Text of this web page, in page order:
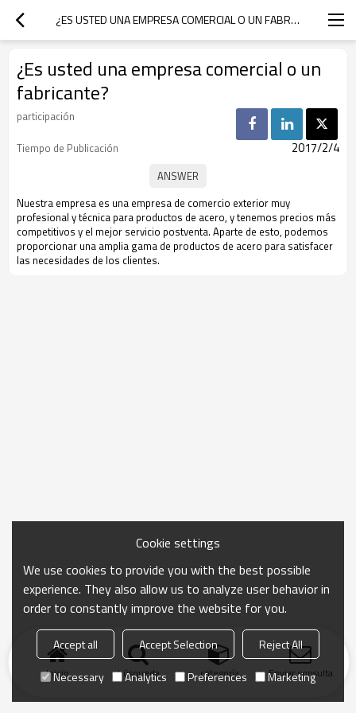
¿ES USTED UNA EMPRESA COMERCIAL O UN FABRICANTE?
¿Es usted una empresa comercial o un
fabricante?
participación
Tiempo de Publicación
2017/2/4
Nuestra empresa es una empresa de comercio exterior muy
profesional y técnica para productos de acero, y tenemos precios más
competitivos y el mejor servicio postventa. Aparte de esto, podemos
proporcionar una amplia gama de productos de acero para satisfacer
las necesidades de los clientes.
Inicio búsqueda categoría Enviar consulta
Cookie settings
We use cookies to provide you with the best possible
experience. They also allow us to analyze user behavior in
order to constantly improve the website for you.
Accept all Accept Selection
Reject All
Necessary
Analytics Preferences Marketing